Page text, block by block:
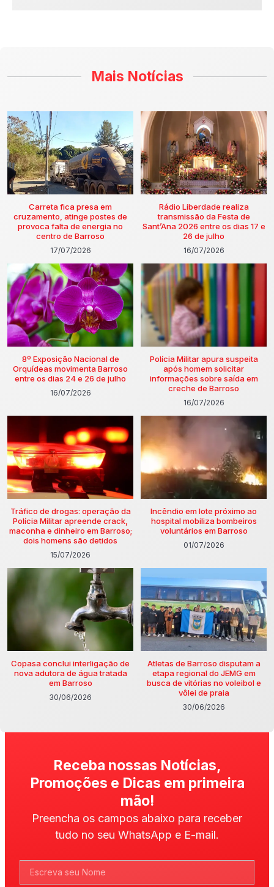
Mais Notícias
Carreta fica presa em
cruzamento, atinge postes de
provoca falta de energia no
centro de Barroso
17/07/2026
Rádio Liberdade realiza
transmissão da Festa de
Sant’Ana 2026 entre os dias 17 e
26 de julho
16/07/2026
8º Exposição Nacional de
Orquídeas movimenta Barroso
entre os dias 24 e 26 de julho
16/07/2026
Polícia Militar apura suspeita
após homem solicitar
informações sobre saída em
creche de Barroso
16/07/2026
Tráfico de drogas: operação da
Polícia Militar apreende crack,
maconha e dinheiro em Barroso;
dois homens são detidos
15/07/2026
Incêndio em lote próximo ao
hospital mobiliza bombeiros
voluntários em Barroso
01/07/2026
Copasa conclui interligação de
nova adutora de água tratada
em Barroso
30/06/2026
Atletas de Barroso disputam a
etapa regional do JEMG em
busca de vitórias no voleibol e
vôlei de praia
30/06/2026
Receba nossas Notícias,
Promoções e Dicas em primeira
mão!
Preencha os campos abaixo para receber
tudo no seu WhatsApp e E-mail.